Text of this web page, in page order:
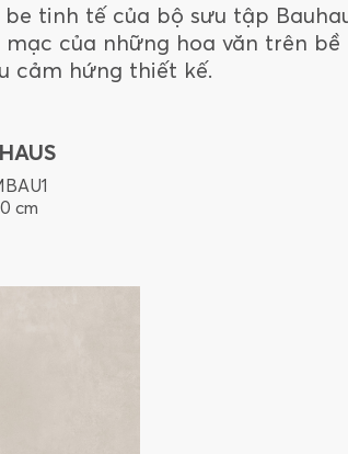
be tinh tế của bộ sưu tập
mạc của những hoa văn trên
cảm hứng thiết kế.
cm